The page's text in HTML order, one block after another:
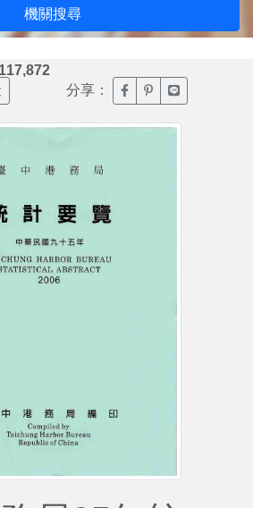
機關搜尋
分享： 臉書分享(另開新視窗)
噗浪分享(另開新
Line分享(另